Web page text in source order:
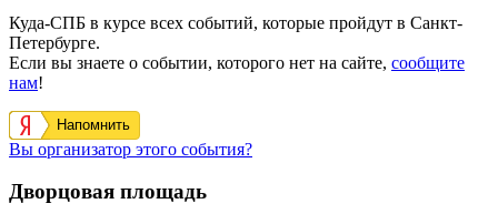
Куда-СПБ в курсе всех событий, которые пройдут в Санкт-
Петербурге.
Если вы знаете о событии, которого нет на сайте, сообщите
нам!
Напомнить
Вы организатор этого события?
Дворцовая площадь